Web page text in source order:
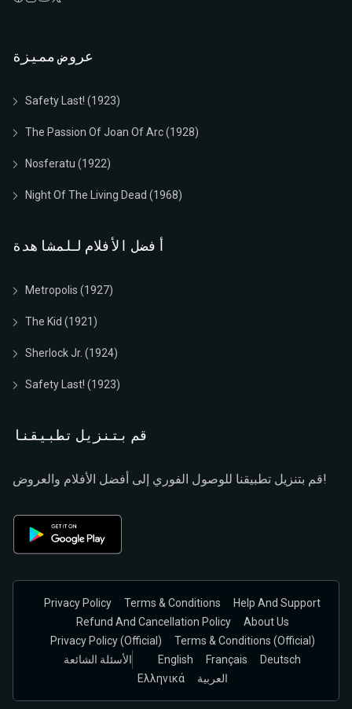
عروض مميزة
Safety Last! (1923)
The Passion Of Joan Of Arc (1928)
Nosferatu (1922)
Night Of The Living Dead (1968)
أفضل الأفلام للمشاهدة
Metropolis (1927)
The Kid (1921)
Sherlock Jr. (1924)
Safety Last! (1923)
قم بتنزيل تطبيقنا
قم بتنزيل تطبيقنا للوصول الفوري إلى أفضل الأفلام والعروض!
Privacy Policy Terms & Conditions
Help And Support
Refund And Cancellation Policy
About Us
Privacy Policy (official)
Terms & Conditions (Official)
الأسئلة الشائعة
English Français
Deutsch
Ελληνικά
العربية